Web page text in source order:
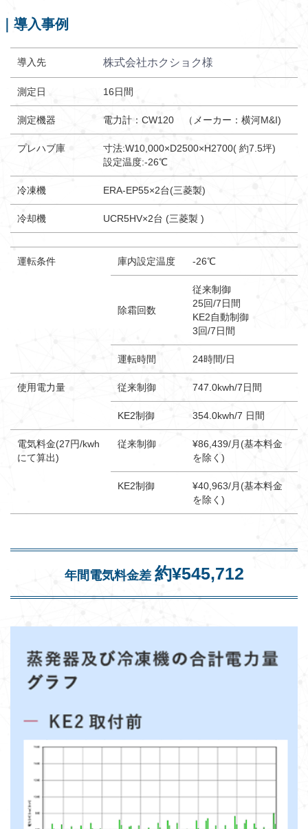
導入事例
導入先 株式会社ホクショク様
測定日 16日間
測定機器 電力計：CW120 （メーカー：横河M&I)
プレハブ庫
寸法:W10,000×D2500×H2700( 約7.5坪)
設定温度:-26℃
冷凍機 ERA-EP55×2台(三菱製)
冷却機 UCR5HV×2台 (三菱製 )
運転条件 庫内設定温度 -26℃
除霜回数
従来制御
25回/7日間
KE2自動制御
3回/7日間
運転時間 24時間/日
使用電力量 従来制御 747.0kwh/7日間
KE2制御 354.0kwh/7 日間
電気料金(27円/kwh
にて算出)
従来制御
¥86,439/月(基本料金
を除く)
KE2制御
¥40,963/月(基本料金
を除く)
年間電気料金差 約¥545,712